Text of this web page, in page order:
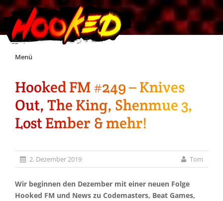
Skip
Menü
Unterstützt Hooked!
Exklusiv für Supporter*innen
Hooked FM #249 – Knives
Out, The King, Shenmue 3,
Lost Ember & mehr!
2. Dezember 2019 Tom
Wir beginnen den Dezember mit einer neuen Folge
Hooked FM und News zu Codemasters, Beat Games,